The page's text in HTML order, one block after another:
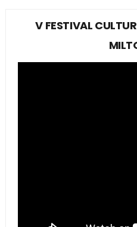
V FESTIVAL